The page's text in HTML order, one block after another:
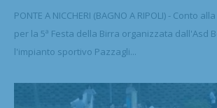
PONTE A NICCHERI (BAGNO A RIPOLI) - Conto
per la 5ª Festa della Birra organizzata dall'Asd
l'impianto sportivo Pazzagli...